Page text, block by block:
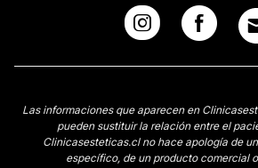
Las informaciones que aparecen en
pueden sustituir la relación entre el
Clinicasesteticas.cl no hace apología de
específico, de un producto comercial